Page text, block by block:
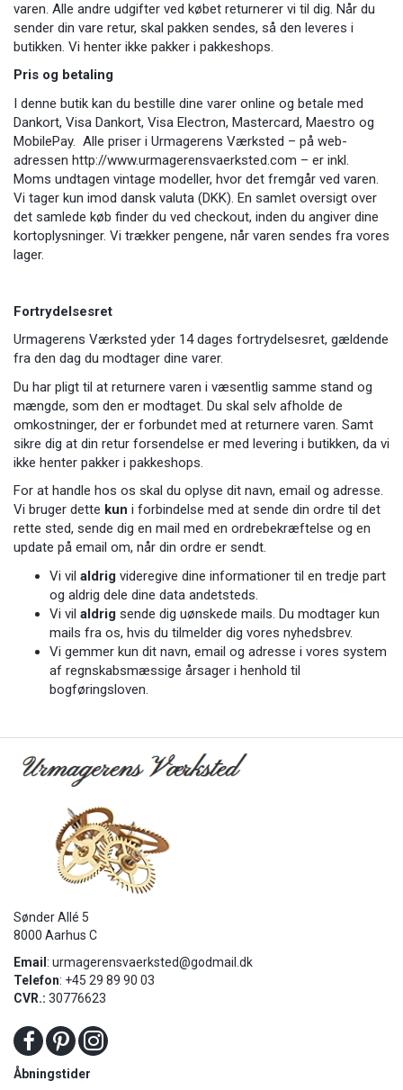
varen. Alle andre udgifter ved købet returnerer vi til dig. Når du
sender din vare retur, skal pakken sendes, så den leveres i
butikken. Vi henter ikke pakker i pakkeshops.
Pris og betaling
I denne butik kan du bestille dine varer online og betale med
Dankort, Visa Dankort, Visa Electron, Mastercard, Maestro og
MobilePay. Alle priser i Urmagerens Værksted – på web-
adressen http://www.urmagerensvaerksted.com – er inkl.
Moms undtagen vintage modeller, hvor det fremgår ved varen.
Vi tager kun imod dansk valuta (DKK). En samlet oversigt over
det samlede køb finder du ved checkout, inden du angiver dine
kortoplysninger. Vi trækker pengene, når varen sendes fra vores
lager.
Fortrydelsesret
Urmagerens Værksted yder 14 dages fortrydelsesret, gældende
fra den dag du modtager dine varer.
Du har pligt til at returnere varen i væsentlig samme stand og
mængde, som den er modtaget. Du skal selv afholde de
omkostninger, der er forbundet med at returnere varen. Samt
sikre dig at din retur forsendelse er med levering i butikken, da vi
ikke henter pakker i pakkeshops.
For at handle hos os skal du oplyse dit navn, email og adresse.
Vi bruger dette kun i forbindelse med at sende din ordre til det
rette sted, sende dig en mail med en ordrebekræftelse og en
update på email om, når din ordre er sendt.
Vi vil aldrig videregive dine informationer til en tredje part
og aldrig dele dine data andetsteds.
Vi vil aldrig sende dig uønskede mails. Du modtager kun
mails fra os, hvis du tilmelder dig vores nyhedsbrev.
Vi gemmer kun dit navn, email og adresse i vores system
af regnskabsmæssige årsager i henhold til
bogføringsloven.
Sønder Allé 5
8000 Aarhus C
Email : urmagerensvaerksted@godmail.dk
Telefon: +45 29 89 90 03
CVR.: 30776623
Åbningstider